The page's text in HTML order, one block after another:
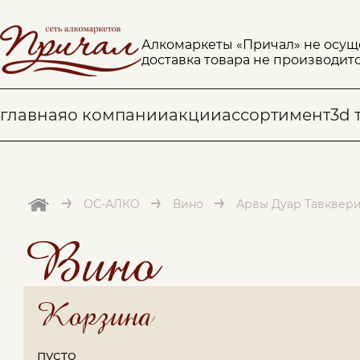
Алкомаркеты «Причал» не
доставка товара не
главнаяо компанииакцииассортимент3d
→ ОС-АЛКО → Вино → Арвы Дуар Тавквери
Вино
Корзина
пусто